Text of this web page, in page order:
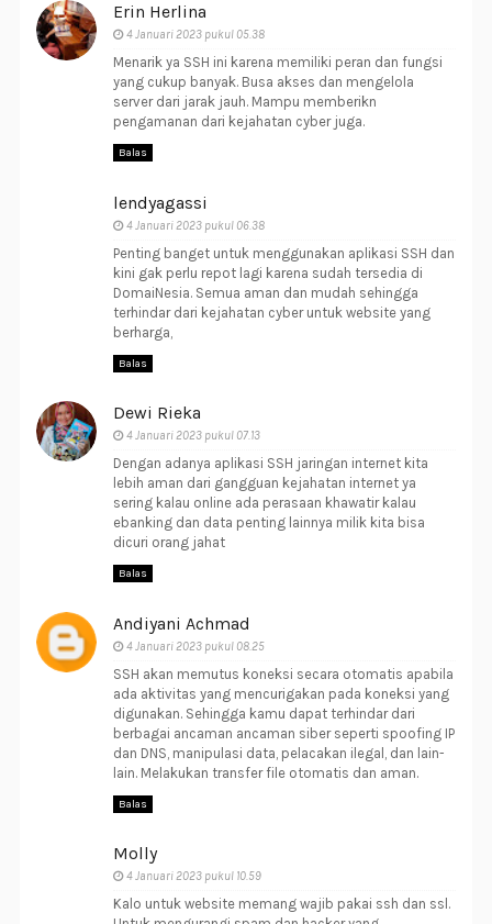
Erin Herlina
4 Januari 2023 pukul 05.38
Menarik ya SSH ini karena memiliki peran dan fungsi
yang cukup banyak. Busa akses dan mengelola
server dari jarak jauh. Mampu memberikn
pengamanan dari kejahatan cyber juga.
Balas
lendyagassi
4 Januari 2023 pukul 06.38
Penting banget untuk menggunakan aplikasi SSH dan
kini gak perlu repot lagi karena sudah tersedia di
DomaiNesia. Semua aman dan mudah sehingga
terhindar dari kejahatan cyber untuk website yang
berharga,
Balas
Dewi Rieka
4 Januari 2023 pukul 07.13
Dengan adanya aplikasi SSH jaringan internet kita
lebih aman dari gangguan kejahatan internet ya
sering kalau online ada perasaan khawatir kalau
ebanking dan data penting lainnya milik kita bisa
dicuri orang jahat
Balas
Andiyani Achmad
4 Januari 2023 pukul 08.25
SSH akan memutus koneksi secara otomatis apabila
ada aktivitas yang mencurigakan pada koneksi yang
digunakan. Sehingga kamu dapat terhindar dari
berbagai ancaman ancaman siber seperti spoofing IP
dan DNS, manipulasi data, pelacakan ilegal, dan lain-
lain. Melakukan transfer file otomatis dan aman.
Balas
Molly
4 Januari 2023 pukul 10.59
Kalo untuk website memang wajib pakai ssh dan ssl.